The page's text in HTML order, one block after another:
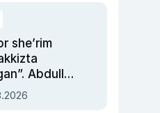
she’rim
Abdulla
asrab